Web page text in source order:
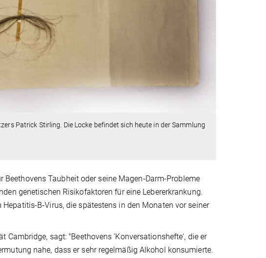
Patrick Stirling. Die Locke befindet sich heute in der Sammlung
Taubheit oder seine Magen-Darm-Probleme
genetischen Risikofaktoren für eine Lebererkrankung.
B-Virus, die spätestens in den Monaten vor seiner
Cambridge, sagt: "Beethovens 'Konversationshefte‘, die er
nahe, dass er sehr regelmäßig Alkohol konsumierte.